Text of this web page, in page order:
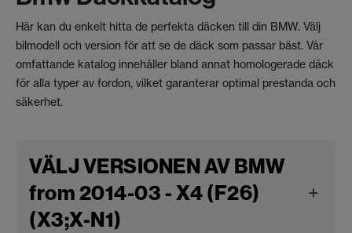
Här kan du enkelt hitta de perfekta däcken till din BMW. Välj
bilmodell och version för att se de däck som passar bäst. Vår
omfattande katalog innehåller bland annat homologerade däck
för alla typer av fordon, vilket garanterar optimal prestanda och
säkerhet.
VÄLJ VERSIONEN AV BMW
from 2014-03 - X4 (F26)
(X3;X-N1)